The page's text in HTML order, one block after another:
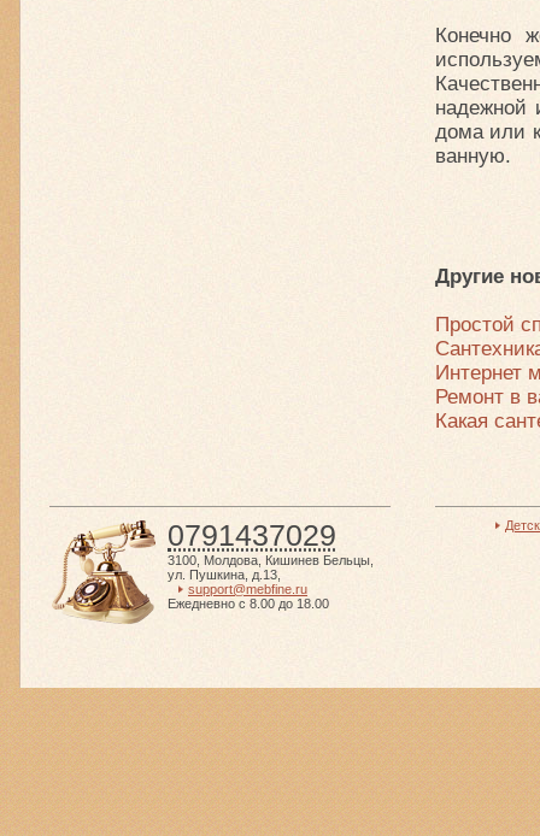
Конечно
надежной
дома или
ванную.
Другие
Простой
Интернет
Ремонт в
Какая
0791437029
3100 Молдова Кишинев Бельцы
ул. Пушкина, д.13
support@mebfine.ru
Ежедневно с 8.00 до 18.00